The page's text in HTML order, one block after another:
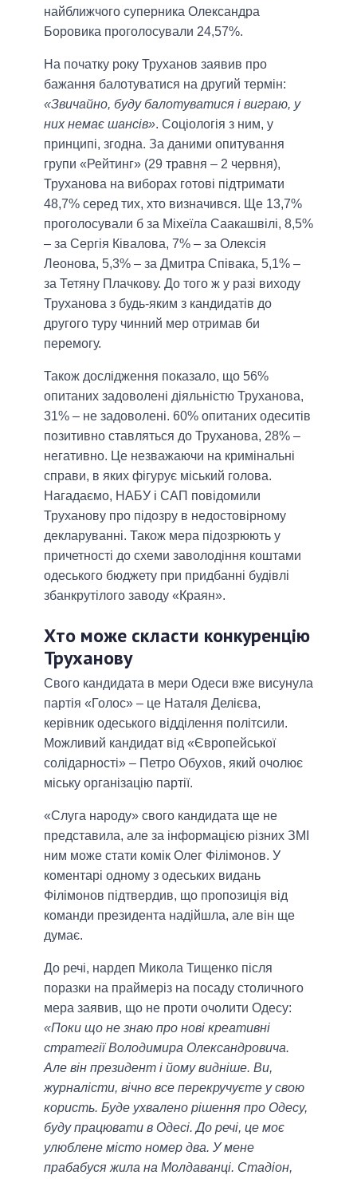
найближчого суперника Олександра
Боровика проголосували 24,57%.
На початку року Труханов заявив про
бажання балотуватися на другий термін:
«Звичайно, буду балотуватися і виграю, у
них немає шансів». Соціологія з ним, у
принципі, згодна. За даними опитування
групи «Рейтинг» (29 травня – 2 червня),
Труханова на виборах готові підтримати
48,7% серед тих, хто визначився. Ще 13,7%
проголосували б за Міхеїла Саакашвілі, 8,5%
– за Сергія Ківалова, 7% – за Олексія
Леонова, 5,3% – за Дмитра Співака, 5,1% –
за Тетяну Плачкову. До того ж у разі виходу
Труханова з будь-яким з кандидатів до
другого туру чинний мер отримав би
перемогу.
Також дослідження показало, що 56%
опитаних задоволені діяльністю Труханова,
31% – не задоволені. 60% опитаних одеситів
позитивно ставляться до Труханова, 28% –
негативно. Це незважаючи на кримінальні
справи, в яких фігурує міський голова.
Нагадаємо, НАБУ і САП повідомили
Труханову про підозру в недостовірному
декларуванні. Також мера підозрюють у
причетності до схеми заволодіння коштами
одеського бюджету при придбанні будівлі
збанкрутілого заводу «Краян».
Хто може скласти конкуренцію
Труханову
Свого кандидата в мери Одеси вже висунула
партія «Голос» – це Наталя Делієва,
керівник одеського відділення політсили.
Можливий кандидат від «Європейської
солідарності» – Петро Обухов, який очолює
міську організацію партії.
«Слуга народу» свого кандидата ще не
представила, але за інформацією різних ЗМІ
ним може стати комік Олег Філімонов. У
коментарі одному з одеських видань
Філімонов підтвердив, що пропозиція від
команди президента надійшла, але він ще
думає.
До речі, нардеп Микола Тищенко після
поразки на праймеріз на посаду столичного
мера заявив, що не проти очолити Одесу:
«Поки що не знаю про нові креативні
стратегії Володимира Олександровича.
Але він президент і йому видніше. Ви,
журналісти, вічно все перекручуєте у свою
користь. Буде ухвалено рішення про Одесу,
буду працювати в Одесі. До речі, це моє
улюблене місто номер два. У мене
прабабуся жила на Молдаванці. Стадіон,